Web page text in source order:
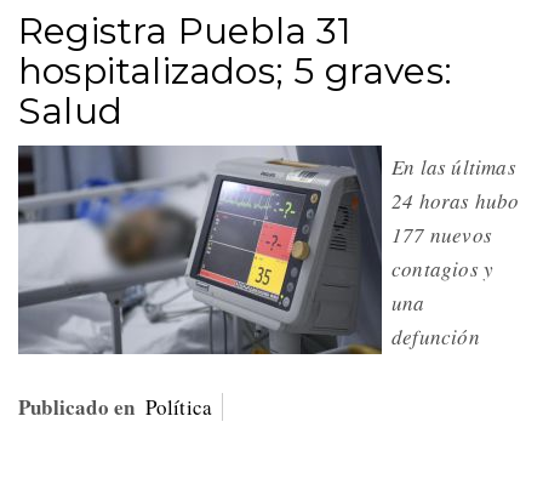
Registra Puebla 31
hospitalizados; 5 graves:
Salud
En las últimas
24 horas hubo
177 nuevos
contagios y
una
defunción
Publicado en Política